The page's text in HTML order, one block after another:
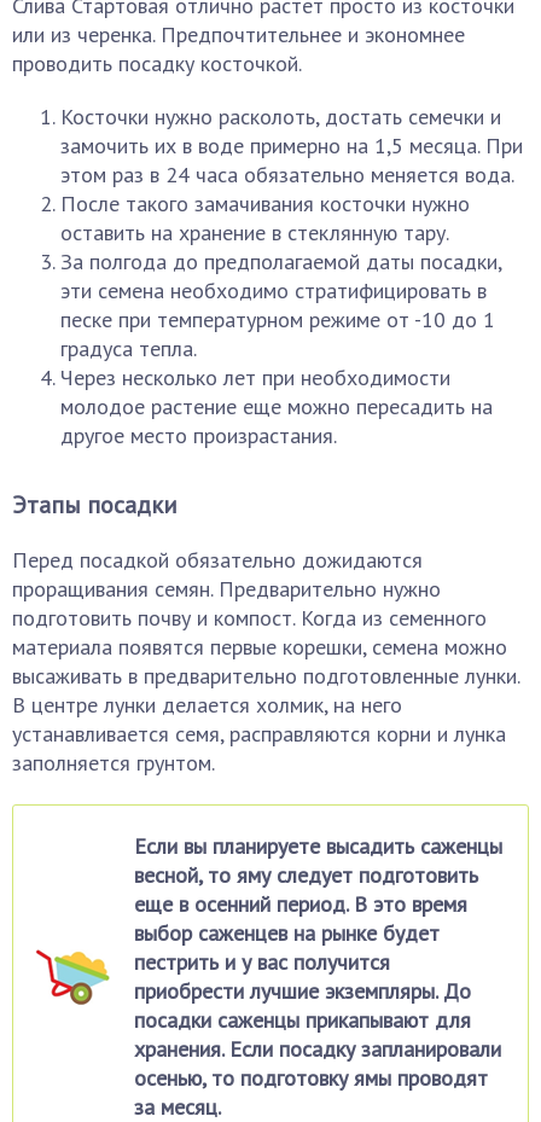
или из черенка. Предпочтительнее и экономнее
проводить посадку косточкой.
Косточки нужно расколоть, достать семечки и
замочить их в воде примерно на 1,5 месяца. При
этом раз в 24 часа обязательно меняется вода.
После такого замачивания косточки нужно
оставить на хранение в стеклянную тару.
За полгода до предполагаемой даты посадки,
эти семена необходимо стратифицировать в
песке при температурном режиме от -10 до 1
градуса тепла.
Через несколько лет при необходимости
молодое растение еще можно пересадить на
другое место произрастания.
Этапы посадки
Перед посадкой обязательно дожидаются
проращивания семян. Предварительно нужно
подготовить почву и компост. Когда из семенного
материала появятся первые корешки, семена можно
высаживать в предварительно подготовленные лунки.
В центре лунки делается холмик, на него
устанавливается семя, расправляются корни и лунка
заполняется грунтом.
Если вы планируете высадить саженцы
весной, то яму следует подготовить
еще в осенний период. В это время
выбор саженцев на рынке будет
пестрить и у вас получится
приобрести лучшие экземпляры. До
посадки саженцы прикапывают для
хранения. Если посадку запланировали
осенью, то подготовку ямы проводят
за месяц.